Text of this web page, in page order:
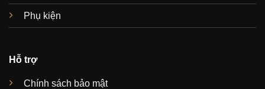
Phụ kiện
Hỗ trợ
Chính sách bảo mật